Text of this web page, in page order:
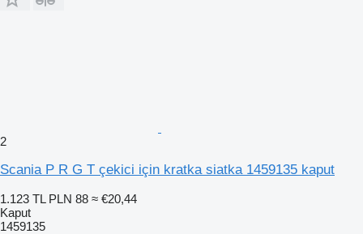
2
Scania P R G T çekici için kratka siatka 1459135 kaput
1.123 TL PLN 88 ≈ €20,44
Kaput
1459135